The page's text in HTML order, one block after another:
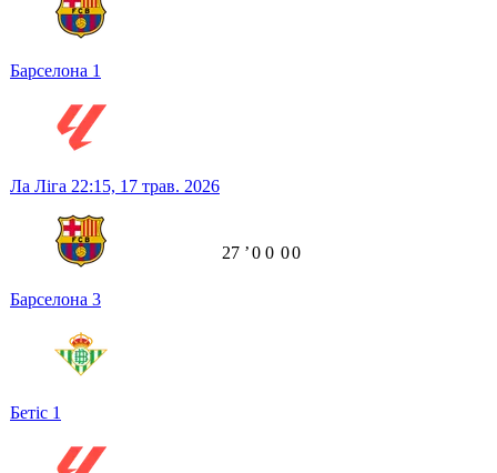
Барселона 1
Ла Ліга 22:15, 17 трав. 2026
Барселона 3
Бетіс 1
27 ʼ0 0 00